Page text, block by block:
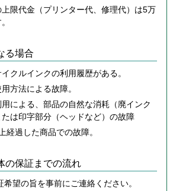
限代金（プリンター代、修理代）は5万
る場合
クルインクの利用履歴がある。
方法による故障。
による、部品の自然な消耗（廃インク
は印字部分（ヘッドなど）の故障
経過した商品での故障。
の保証までの流れ
望の旨を事前にご連絡ください。